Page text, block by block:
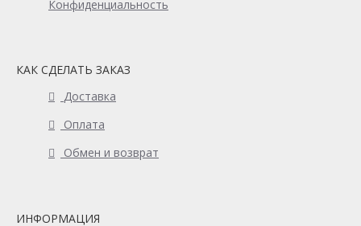
Конфиденциальность
КАК СДЕЛАТЬ ЗАКАЗ
Доставка
Оплата
Обмен и возврат
ИНФОРМАЦИЯ